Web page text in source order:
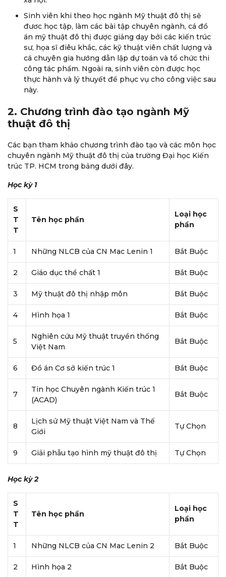
Sinh viên khi theo học ngành Mỹ thuật đô thị sẽ
đươc học tập, làm các bài tập chuyên ngành, cá đồ
án mỹ thuật đô thị được giảng dạy bởi các kiến trúc
sư, họa sĩ điêu khắc, các kỹ thuật viên chất lượng và
cá chuyên gia hướng dẫn lập dự toán và tổ chức thi
công tác phẩm. Ngoài ra, sinh viên còn được học
thực hành và lý thuyết để phục vụ cho công việc sau
này.
2. Chương trình đào tạo ngành Mỹ
thuật đô thị
Các bạn tham khảo chương trình đào tạo và các môn học
chuyên ngành Mỹ thuật đô thị của trường Đại học Kiến
trúc TP. HCM trong bảng dưới đây.
Học kỳ 1
S
T
T
Tên học phần
Loại học
phần
1 Những NLCB của CN Mac Lenin 1 Bắt Buộc
2 Giáo dục thể chất 1 Bắt Buộc
3 Mỹ thuật đô thị nhập môn Bắt Buộc
4 Hình họa 1 Bắt Buộc
5
Nghiên cứu Mỹ thuật truyền thống
Việt Nam
Bắt Buộc
6 Đồ án Cơ sở kiến trúc 1 Bắt Buộc
7
Tin học Chuyên ngành Kiến trúc 1
(ACAD)
Bắt Buộc
8
Lịch sử Mỹ thuật Việt Nam và Thế
Giới
Tự Chọn
9 Giải phẫu tạo hình mỹ thuật đô thị Tự Chọn
Học kỳ 2
S
T
T
Tên học phần
Loại học
phần
1 Những NLCB của CN Mac Lenin 2 Bắt Buộc
2 Hình họa 2 Bắt Buộc